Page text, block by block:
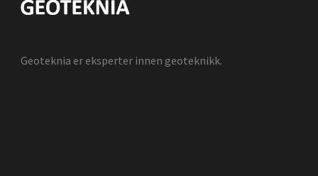
Geoteknia er eksperter innen geoteknikk.